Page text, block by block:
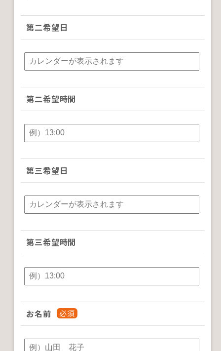
第二希望日
第二希望時間
第三希望日
第三希望時間
お名前